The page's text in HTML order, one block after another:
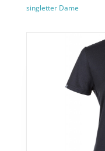
singletter Dame